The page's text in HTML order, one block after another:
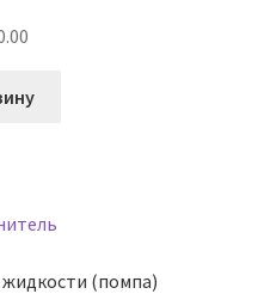
(помпа)